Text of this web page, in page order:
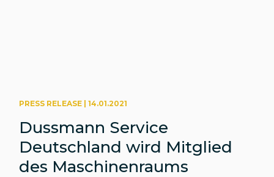
PRESS RELEASE | 14.01.2021
Dussmann Service
Deutschland wird Mitglied
des Maschinenraums